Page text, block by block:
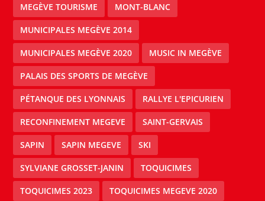
MEGÈVE TOURISME MONT-BLANC
MUNICIPALES MEGÈVE 2014
MUNICIPALES MEGÈVE 2020 MUSIC IN MEGÈVE
PALAIS DES SPORTS DE MEGÈVE
PÉTANQUE DES LYONNAIS RALLYE L'EPICURIEN
RECONFINEMENT MEGEVE SAINT-GERVAIS
SAPIN SAPIN MEGEVE SKI
SYLVIANE GROSSET-JANIN TOQUICIMES
TOQUICIMES 2023 TOQUICIMES MEGEVE 2020